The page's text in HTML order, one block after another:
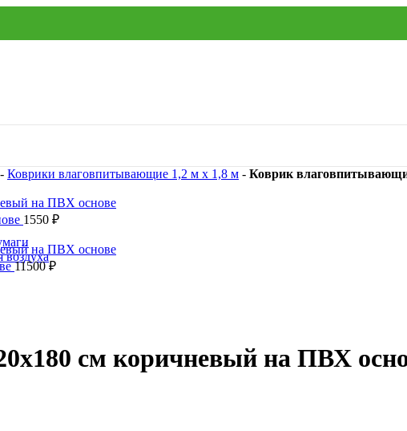
воздуха
- Коврики влаговпитывающие 1,2 м х 1,8 м - Коврик
1550 ₽
11500₽
см коричневый на ПВХ